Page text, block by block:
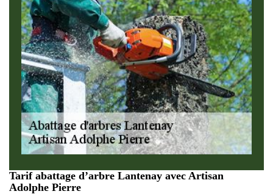
Tarif abattage d’arbre Lantenay avec Artisan
Adolphe Pierre